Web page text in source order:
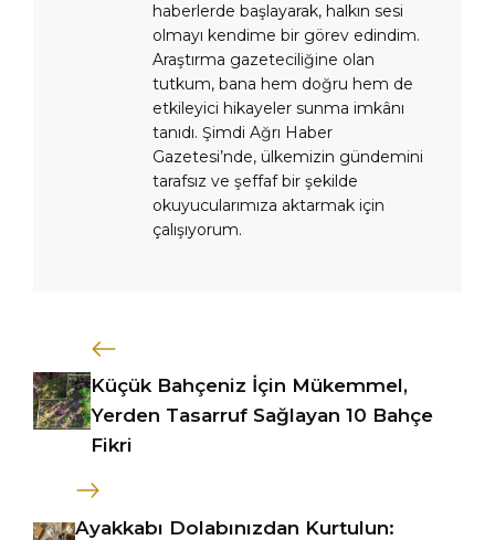
haberlerde başlayarak, halkın sesi
olmayı kendime bir görev edindim.
Araştırma gazeteciliğine olan
tutkum, bana hem doğru hem de
etkileyici hikayeler sunma imkânı
tanıdı. Şimdi Ağrı Haber
Gazetesi’nde, ülkemizin gündemini
tarafsız ve şeffaf bir şekilde
okuyucularımıza aktarmak için
çalışıyorum.
Küçük Bahçeniz İçin Mükemmel,
Yerden Tasarruf Sağlayan 10 Bahçe
Fikri
Ayakkabı Dolabınızdan Kurtulun: